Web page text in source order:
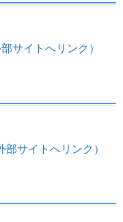
サイトへリンク）
サイトへリンク）